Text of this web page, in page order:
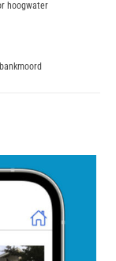
hoogwater